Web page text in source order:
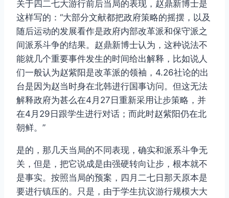
关于四二七大游行前后当局的表现，赵鼎新博士是
这样写的：“大部分文献都把政府策略的摇摆，以及
随后运动的发展看作是政府内部改革派和保守派之
间派系斗争的结果。赵鼎新博士认为，这种说法不
能就几个重要事件发生的时间给出解释，比如说人
们一般认为赵紫阳是改革派的领袖，4.26社论的出
台是因为赵当时身在北韩进行国事访问。但这无法
解释政府为甚么在4月27日重新采用让步策略，并
在4月29日跟学生进行对话；而此时赵紫阳仍在北
朝鲜。”
是的，那几天当局的不同表现，确实和派系斗争无
关，但是，把它说成是由强硬转向让步，根本就不
是事实。按照当局的预案，四月二七日那天原本是
要进行镇压的。只是，由于学生抗议游行规模大大